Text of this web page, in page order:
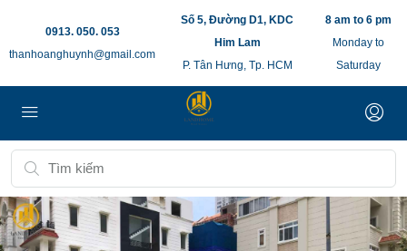
0913. 050. 053
thanhoanghuynh@gmail.com
Số 5, Đường D1, KDC
Him Lam
P. Tân Hưng, Tp. HCM
8 am to 6 pm
Monday to
Saturday